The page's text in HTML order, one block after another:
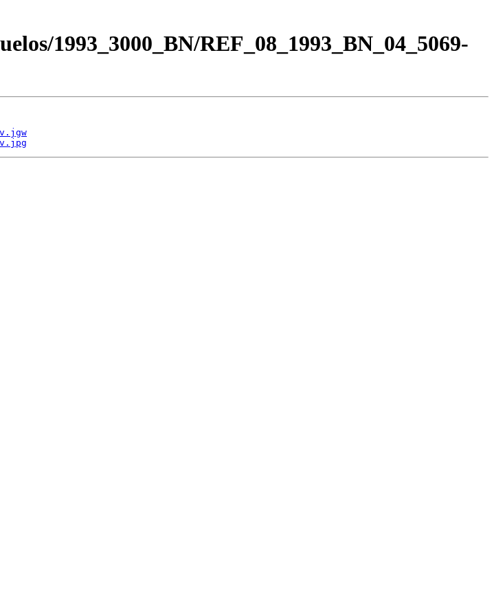
1993_3000_BN/REF_08_1993_BN_04_5069-